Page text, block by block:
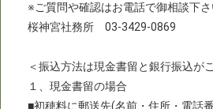
※ご質問や確認はお電話で御相談下さ
桜神宮社務所 03-3429-0869
＜振込方法は現金書留と銀行振込が
１、現金書留の場合
■初穂料に郵送先(名前・住所・電話